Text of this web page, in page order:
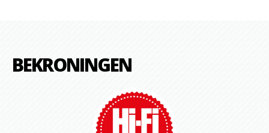
BEKRONINGEN